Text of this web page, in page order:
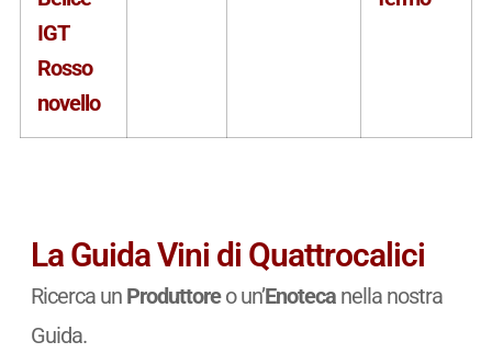
IGT
Rosso
novello
La Guida Vini di Quattrocalici
Ricerca un Produttoreo un’Enotecanella nostra
Guida.